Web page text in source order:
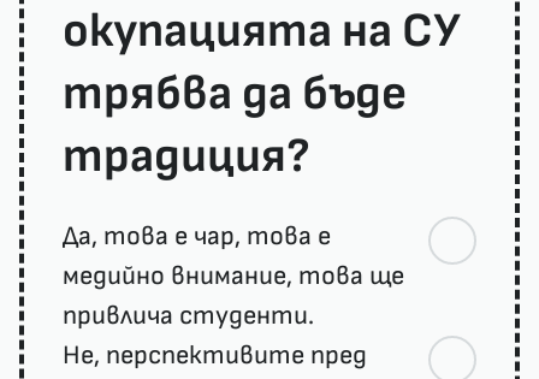
окупацията на СУ
трябва да бъде
традиция?
Да, това е чар, това е
медийно внимание, това ще
привлича студенти.
Не, перспективите пред